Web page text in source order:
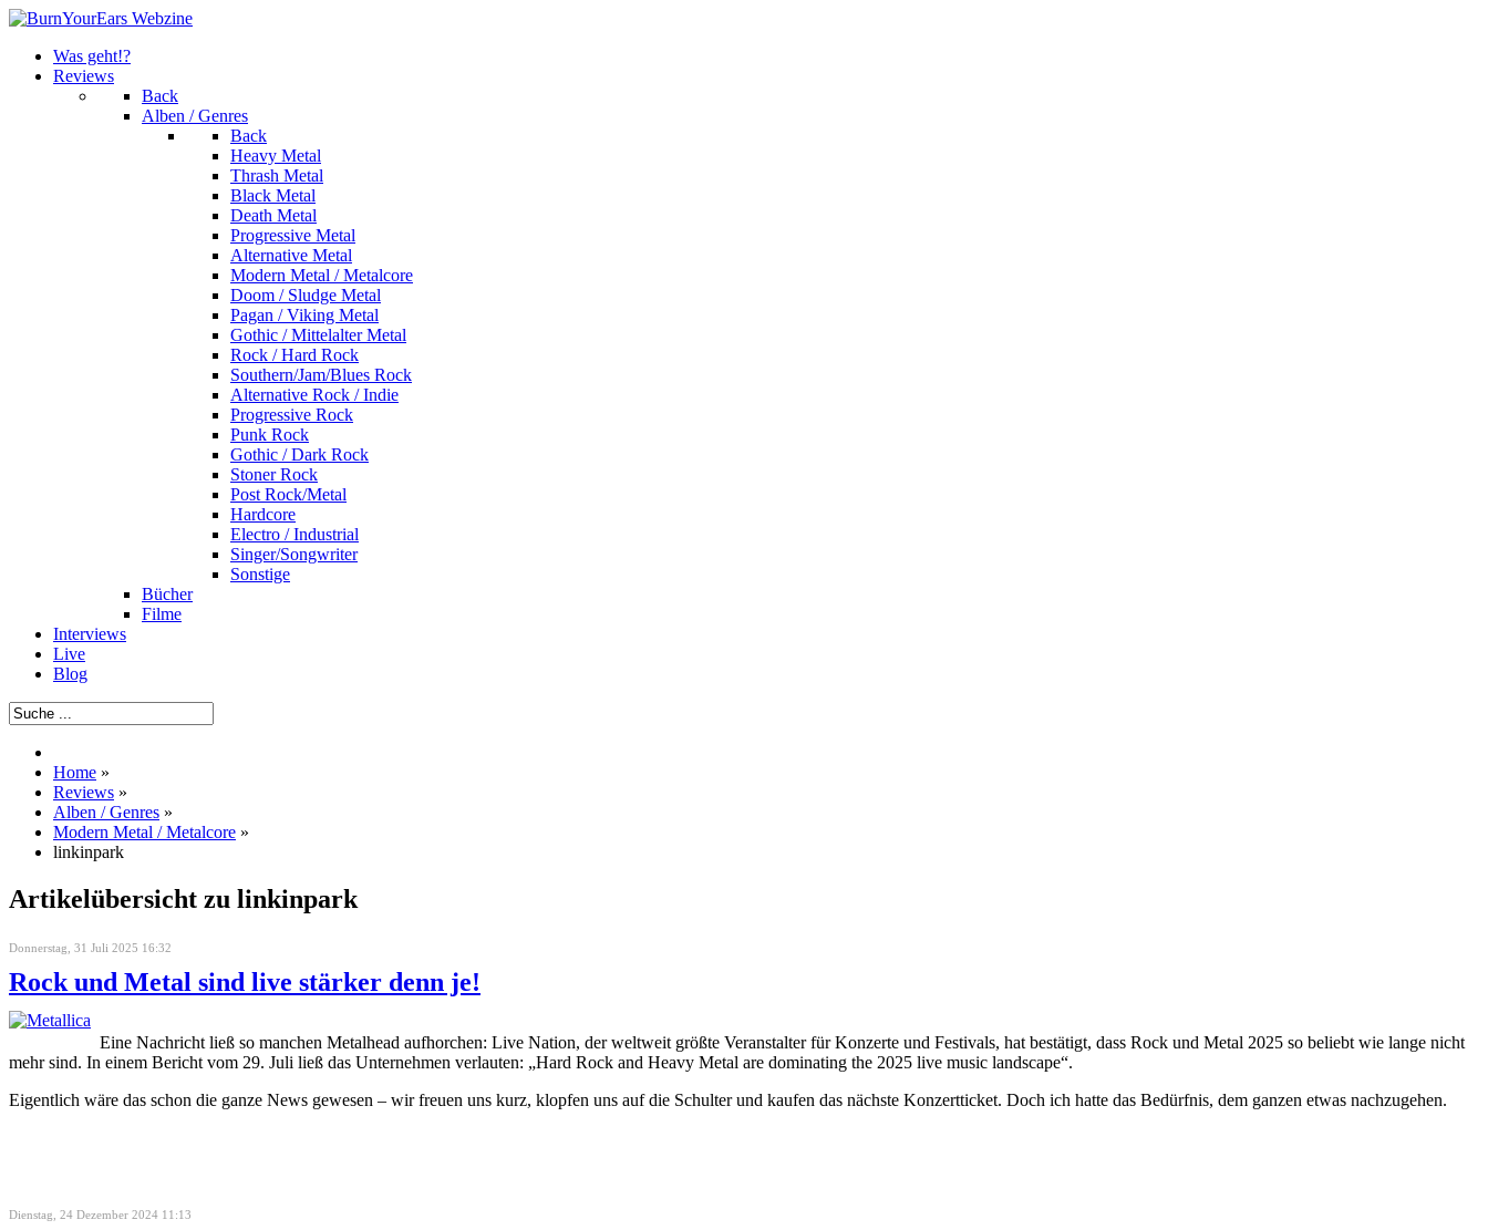
Was geht!?
Reviews
Back
Alben / Genres
Back
Heavy Metal
Thrash Metal
Black Metal
Death Metal
Progressive Metal
Alternative Metal
Modern Metal / Metalcore
Doom / Sludge Metal
Pagan / Viking Metal
Gothic / Mittelalter Metal
Rock / Hard Rock
Southern/Jam/Blues Rock
Alternative Rock / Indie
Progressive Rock
Punk Rock
Gothic / Dark Rock
Stoner Rock
Post Rock/Metal
Hardcore
Electro / Industrial
Singer/Songwriter
Sonstige
Bücher
Filme
Interviews
Live
Blog
Home »
Reviews »
Alben / Genres »
Modern Metal / Metalcore »
linkinpark
Artikelübersicht zu linkinpark
Donnerstag, 31 Juli 2025 16:32
Rock und Metal sind live stärker denn je!
Eine Nachricht ließ so manchen Metalhead aufhorchen: Live Nation, der weltweit größte Veranstalter für Konzerte und Festivals, hat bestätigt, dass Rock und Metal 2025 so beliebt wie lange nicht
mehr sind. In einem Bericht vom 29. Juli ließ das Unternehmen verlauten: „Hard Rock and Heavy Metal are dominating the 2025 live music landscape“.
Eigentlich wäre das schon die ganze News gewesen – wir freuen uns kurz, klopfen uns auf die Schulter und kaufen das nächste Konzertticket. Doch ich hatte das Bedürfnis, dem ganzen etwas nachzugehen.
Dienstag, 24 Dezember 2024 11:13